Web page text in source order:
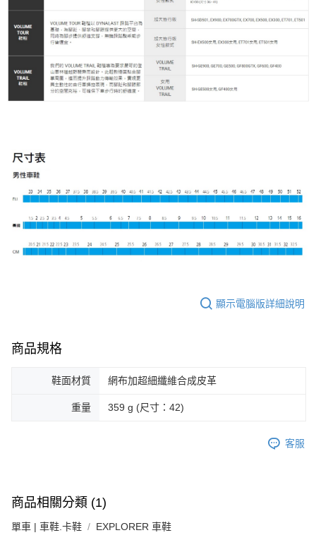
顯示電腦版詳細說明
商品規格
鞋面材質 網布加超細纖維合成皮革
重量 359 g (尺寸：42)
客服
商品相關分類 (1)
單車 | 車鞋.卡鞋 EXPLORER 車鞋